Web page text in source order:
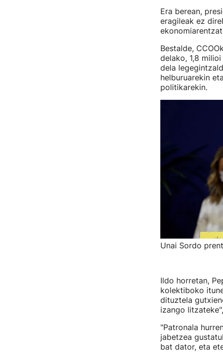
Era berean,
eragileak ez
Bestalde,
delako, 1,8
dela
helburuarekin
politikarekin.
Unai Sordo
Ildo horretan,
kolektiboko
dituztela
izango
"Patronala
jabetzea
bat dator, eta